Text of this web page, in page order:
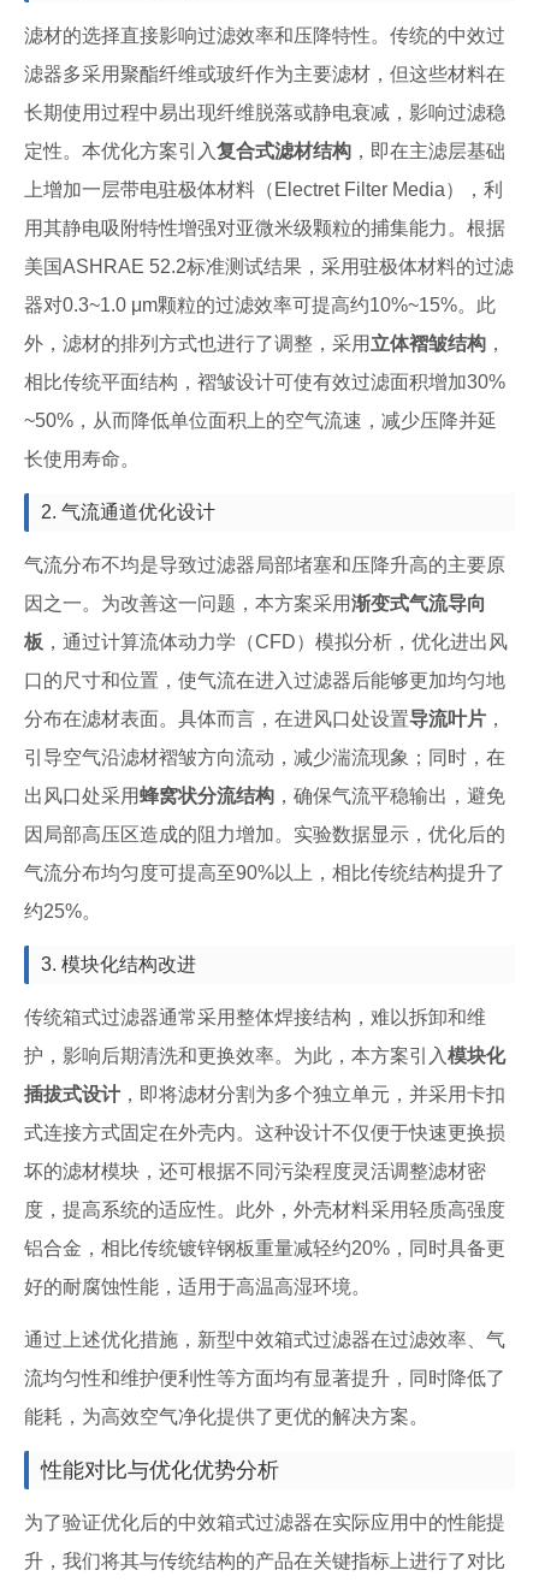
滤材的选择直接影响过滤效率和压降特性。传统的中效过
滤器多采用聚酯纤维或玻纤作为主要滤材，但这些材料在
长期使用过程中易出现纤维脱落或静电衰减，影响过滤稳
定性。本优化方案引入复合式滤材结构 ，即在主滤层基础
上增加一层带电驻极体材料（Electret Filter Media），利
用其静电吸附特性增强对亚微米级颗粒的捕集能力。根据
美国ASHRAE 52.2标准测试结果，采用驻极体材料的过滤
器对0.3~1.0 μm颗粒的过滤效率可提高约10%~15%。此
外，滤材的排列方式也进行了调整，采用 立体褶皱结构 ，
相比传统平面结构，褶皱设计可使有效过滤面积增加30%
~50%，从而降低单位面积上的空气流速，减少压降并延
长使用寿命。
2. 气流通道优化设计
气流分布不均是导致过滤器局部堵塞和压降升高的主要原
因之一。为改善这一问题，本方案采用渐变式气流导向
板 ，通过计算流体动力学（CFD）模拟分析，优化进出风
口的尺寸和位置，使气流在进入过滤器后能够更加均匀地
分布在滤材表面。具体而言，在进风口处设置导流叶片 ，
引导空气沿滤材褶皱方向流动，减少湍流现象；同时，在
出风口处采用蜂窝状分流结构 ，确保气流平稳输出，避免
因局部高压区造成的阻力增加。实验数据显示，优化后的
气流分布均匀度可提高至90%以上，相比传统结构提升了
约25%。
3. 模块化结构改进
传统箱式过滤器通常采用整体焊接结构，难以拆卸和维
护，影响后期清洗和更换效率。为此，本方案引入模块化
插拔式设计，即将滤材分割为多个独立单元，并采用卡扣
式连接方式固定在外壳内。这种设计不仅便于快速更换损
坏的滤材模块，还可根据不同污染程度灵活调整滤材密
度，提高系统的适应性。此外，外壳材料采用轻质高强度
铝合金，相比传统镀锌钢板重量减轻约20%，同时具备更
好的耐腐蚀性能，适用于高温高湿环境。
通过上述优化措施，新型中效箱式过滤器在过滤效率、气
流均匀性和维护便利性等方面均有显著提升，同时降低了
能耗，为高效空气净化提供了更优的解决方案。
性能对比与优化优势分析
为了验证优化后的中效箱式过滤器在实际应用中的性能提
升，我们将其与传统结构的产品在关键指标上进行了对比